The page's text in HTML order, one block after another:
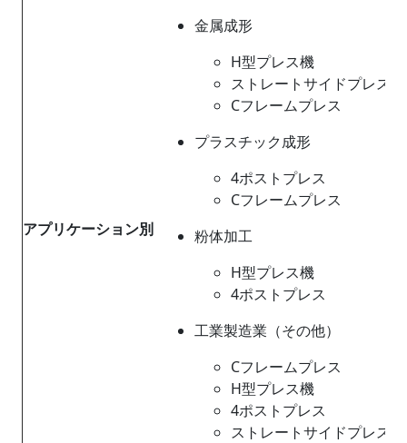
アプリケーション別
金属成形
H型プレス機
ストレートサイドプレス
Cフレームプレス
プラスチック成形
4ポストプレス
Cフレームプレス
粉体加工
H型プレス機
4ポストプレス
工業製造業（その他）
Cフレームプレス
H型プレス機
4ポストプレス
ストレートサイドプレス